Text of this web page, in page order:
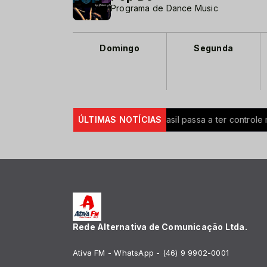
Programa de Dance Music
Domingo Segunda
ÚLTIMAS NOTÍCIAS
sobe para R$ 150 milhões Brasil passa a ter controle
Rede Alternativa de Comunicação Ltda.
Ativa FM - WhatsApp - (46) 9 9902-0001